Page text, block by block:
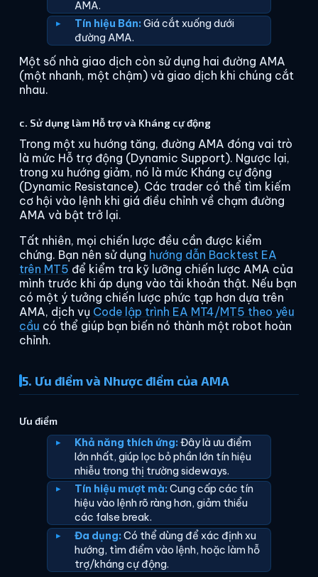
AMA.
Tín hiệu Bán:Giá cắt xuống dưới
đường AMA.
Một số nhà giao dịch còn sử dụng hai đường AMA
(một nhanh, một chậm) và giao dịch khi chúng cắt
nhau.
c. Sử dụng làm Hỗ trợ và Kháng cự động
Trong một xu hướng tăng, đường AMA đóng vai trò
là mức Hỗ trợ động (Dynamic Support). Ngược lại,
trong xu hướng giảm, nó là mức Kháng cự động
(Dynamic Resistance). Các trader có thể tìm kiếm
cơ hội vào lệnh khi giá điều chỉnh về chạm đường
AMA và bật trở lại.
Tất nhiên, mọi chiến lược đều cần được kiểm
chứng. Bạn nên sử dụng hướng dẫn Backtest EA
trên MT5 để kiểm tra kỹ lưỡng chiến lược AMA của
mình trước khi áp dụng vào tài khoản thật. Nếu bạn
có một ý tưởng chiến lược phức tạp hơn dựa trên
AMA, dịch vụ Code lập trình EA MT4/MT5 theo yêu
cầu có thể giúp bạn biến nó thành một robot hoàn
chỉnh.
5. Ưu điểm và Nhược điểm của AMA
Ưu điểm
Khả năng thích ứng:Đây là ưu điểm
lớn nhất, giúp lọc bỏ phần lớn tín hiệu
nhiễu trong thị trường sideways.
Tín hiệu mượt mà:Cung cấp các tín
hiệu vào lệnh rõ ràng hơn, giảm thiểu
các false break.
Đa dụng:Có thể dùng để xác định xu
hướng, tìm điểm vào lệnh, hoặc làm hỗ
trợ/kháng cự động.